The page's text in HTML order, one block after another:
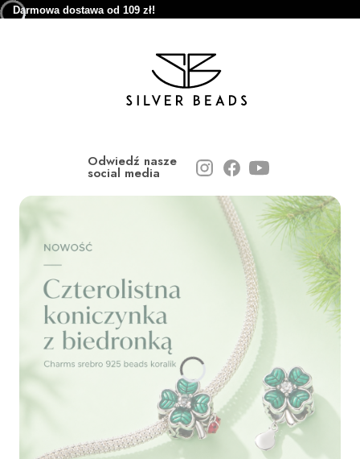
Darmowa dostawa od 109 zł!
Odwiedź nasze
social media